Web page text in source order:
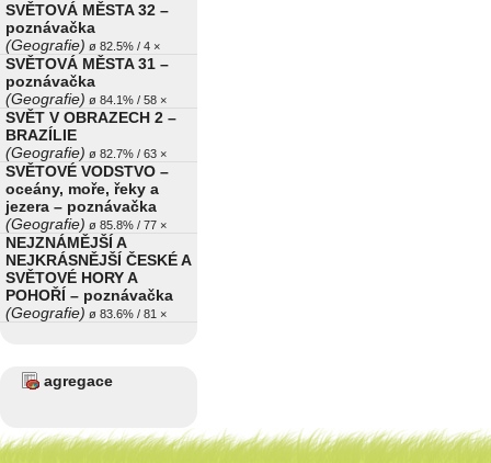
SVĚTOVÁ MĚSTA 32 –
poznávačka
(Geografie) ø 82.5% / 4 ×
SVĚTOVÁ MĚSTA 31 –
poznávačka
(Geografie) ø 84.1% / 58 ×
SVĚT V OBRAZECH 2 –
BRAZÍLIE
(Geografie) ø 82.7% / 63 ×
SVĚTOVÉ VODSTVO –
oceány, moře, řeky a
jezera – poznávačka
(Geografie) ø 85.8% / 77 ×
NEJZNÁMĚJŠÍ A
NEJKRÁSNĚJŠÍ ČESKÉ A
SVĚTOVÉ HORY A
POHOŘÍ – poznávačka
(Geografie) ø 83.6% / 81 ×
agregace